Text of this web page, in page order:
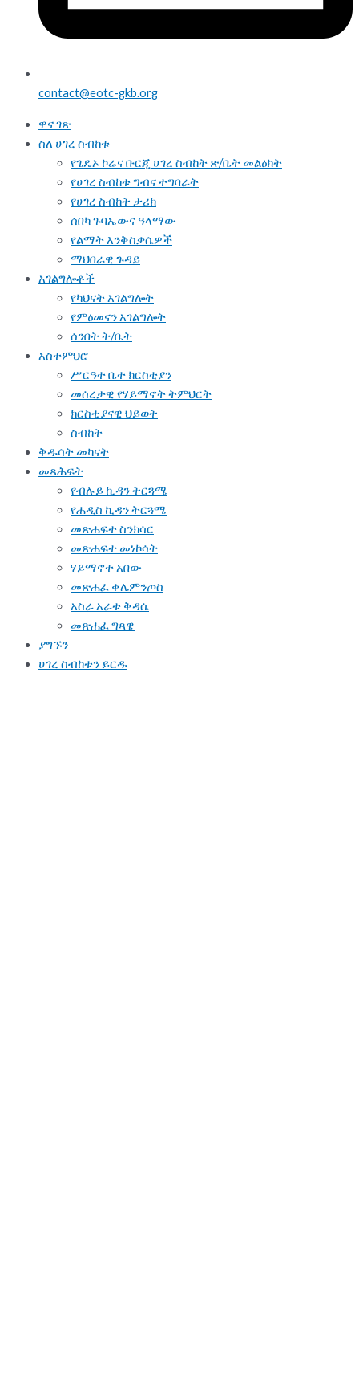
contact@eotc-gkb.org
ዋና ገጽ
ስለ ሀገረ ስብከቱ
የጌዴኦ ኮሬና ቡርጂ ሀገረ ስብከት ጽ/ቤት መልዕክት
የሀገረ ስብከቱ ግብና ተግባራት
የሀገረ ስብከት ታሪክ
ሰበካ ጉባኤውና ዓላማው
የልማት እንቅስቃሴዎች
ማህበራዊ ጉዳይ
አገልግሎቶች
የካህናት አገልግሎት
የምዕመናን አገልግሎት
ሰንበት ት/ቤት
አስተምህሮ
ሥርዓተ ቤተ ክርስቲያን
መሰረታዊ የሃይማኖት ትምህርት
ክርስቲያናዊ ህይወት
ስብከት
ቅዱሳት መካናት
መጻሕፍት
የብሉይ ኪዳን ትርጓሜ
የሐዲስ ኪዳን ትርጓሜ
መጽሐፍተ ስንክሳር
መጽሐፍተ መነኮሳት
ሃይማኖተ አበው
መጽሐፈ ቀሌምንጦስ
አስራ አራቱ ቅዳሴ
መጽሐፈ ግጻዌ
ያግኙን
ሀገረ ስብከቱን ይርዱ